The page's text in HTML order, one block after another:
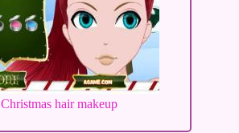
Christmas hair makeup